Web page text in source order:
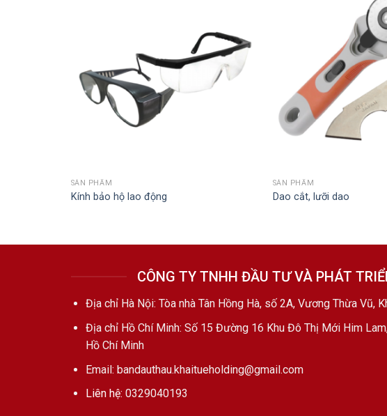
SẢN PHẨM
Kính bảo hộ lao động
SẢN PHẨM
Dao cắt, lưỡi dao
CÔNG TY TNHH ĐẦU TƯ VÀ PHÁT
Địa chỉ Hà Nội: Tòa nhà Tân Hồng Hà, số 2A, Vương Thừa Vũ,
Địa chỉ Hồ Chí Minh: Số 15 Đường 16 Khu Đô Thị Mới Him
Hồ Chí Minh
Email: bandauthau.khaitueholding@gmail.com
Liên hệ: 0329040193